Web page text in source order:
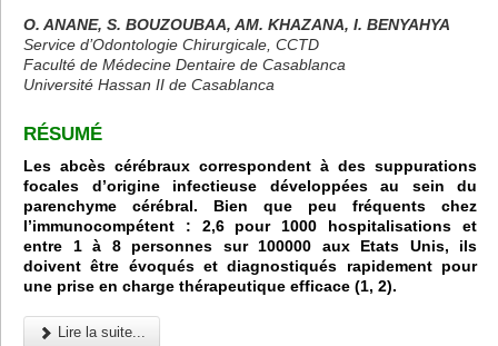
O. ANANE, S. BOUZOUBAA, AM. KHAZANA, I. BENYAHYA
Service d’Odontologie Chirurgicale, CCTD
Faculté de Médecine Dentaire de Casablanca
Université Hassan II de Casablanca
RÉSUMÉ
Les abcès cérébraux correspondent à des suppurations
focales d’origine infectieuse développées au sein du
parenchyme cérébral. Bien que peu fréquents chez
l’immunocompétent : 2,6 pour 1000 hospitalisations et
entre 1 à 8 personnes sur 100000 aux Etats Unis, ils
doivent être évoqués et diagnostiqués rapidement pour
une prise en charge thérapeutique efficace (1, 2).
Lire la suite...